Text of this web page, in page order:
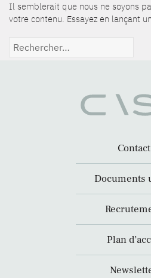
Il semblerait que nous ne soyons
votre contenu. Essayez en lançant
Rechercher :
Contact
Documents
Plan